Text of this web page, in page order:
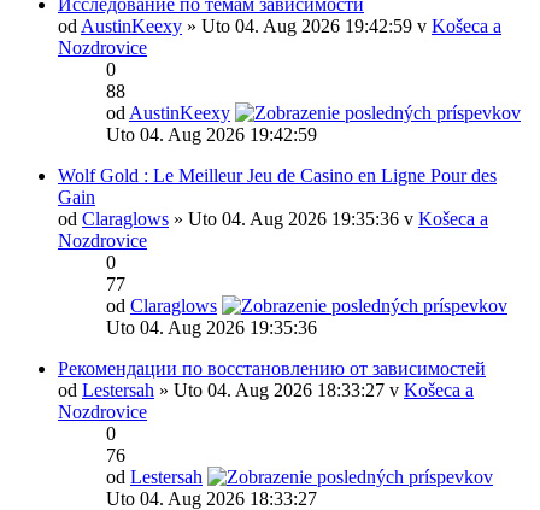
Исследование по темам зависимости
od AustinKeexy » Uto 04. Aug 2026 19:42:59 v Košeca a
Nozdrovice
0
88
od AustinKeexy
Uto 04. Aug 2026 19:42:59
Wolf Gold : Le Meilleur Jeu de Casino en Ligne Pour des
Gain
od Claraglows » Uto 04. Aug 2026 19:35:36 v Košeca a
Nozdrovice
0
77
od Claraglows
Uto 04. Aug 2026 19:35:36
Рекомендации по восстановлению от зависимостей
od Lestersah » Uto 04. Aug 2026 18:33:27 v Košeca a
Nozdrovice
0
76
od Lestersah
Uto 04. Aug 2026 18:33:27